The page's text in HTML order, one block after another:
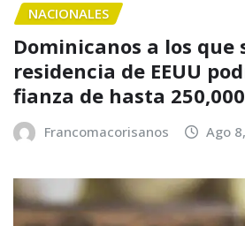
NACIONALES
Dominicanos a los que
residencia de EEUU
fianza de hasta
Francomacorisanos Ago